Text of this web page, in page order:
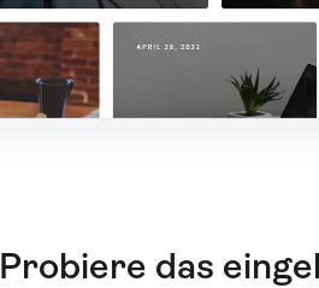
Probiere das